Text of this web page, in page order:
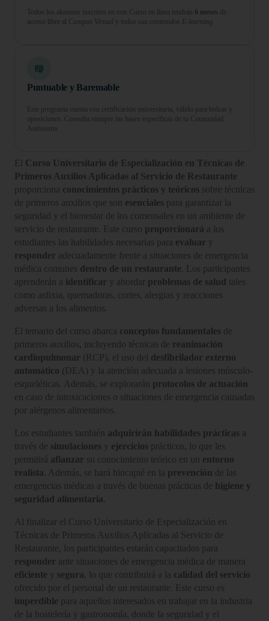
Todos los alumnos inscritos en este Curso en línea tendrán 6 meses de
acceso libre al Campus Virtual y todos sus contenidos E-learning.
Puntuable y Baremable
Este programa cuenta con certificación universitaria, válido para bolsas y
oposiciones. Consulta siempre las bases específicas de tu Comunidad
Autónoma.
El Curso Universitario de Especialización en Técnicas de
Primeros Auxilios Aplicadas al Servicio de Restaurante
proporciona conocimientos prácticos y teóricos sobre técnicas
de primeros auxilios que son esenciales para garantizar la
seguridad y el bienestar de los comensales en un ambiente de
servicio de restaurante. Este curso proporcionará a los
estudiantes las habilidades necesarias para evaluar y
responder adecuadamente frente a situaciones de emergencia
médica comunes dentro de un restaurante . Los participantes
aprenderán a identificar y abordar problemas de salud tales
como asfixia, quemaduras, cortes, alergias y reacciones
adversas a los alimentos.
El temario del curso abarca conceptos fundamentales de
primeros auxilios, incluyendo técnicas de reanimación
cardiopulmonar (RCP), el uso del desfibrilador externo
automático (DEA) y la atención adecuada a lesiones músculo-
esqueléticas. Además, se explorarán protocolos de actuación
en caso de intoxicaciones o situaciones de emergencia causadas
por alérgenos alimentarios.
Los estudiantes también adquirirán habilidades prácticas a
través de simulaciones y ejercicios prácticos, lo que les
permitirá afianzar su conocimiento teórico en un entorno
realista . Además, se hará hincapié en la prevención de las
emergencias médicas a través de buenas prácticas de higiene y
seguridad alimentaria
Al finalizar el Curso Universitario de Especialización en
Técnicas de Primeros Auxilios Aplicadas al Servicio de
Restaurante, los participantes estarán capacitados para
responder ante situaciones de emergencia médica de manera
eficiente y segura , lo que contribuirá a la calidad del servicio
ofrecido por el personal de un restaurante. Este curso es
imperdible para aquellos interesados en trabajar en la industria
de la hostelería y gastronomía, donde la seguridad y el